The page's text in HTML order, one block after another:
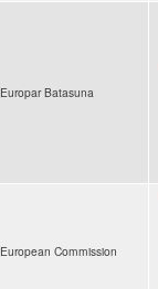
Europar Batasuna
European Commission